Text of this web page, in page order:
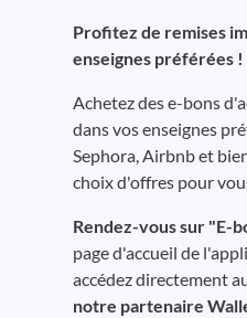
Profitez de remises
enseignes préférées !
Achetez des e-bons
dans vos enseignes
Sephora, Airbnb et
choix d'offres pour
Rendez-vous sur "E-
page d'accueil de
accédez directement
notre partenaire